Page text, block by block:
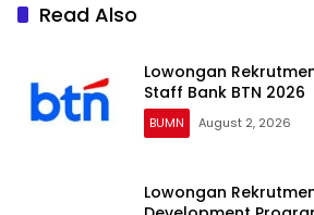
Read Also
Lowongan
Staff Bank BTN 2026
BUMN August 2, 2026
Lowongan